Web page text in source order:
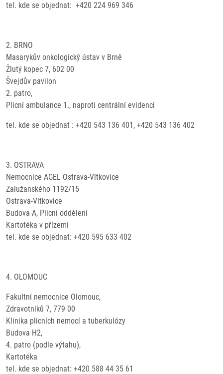
tel. kde se objednat: +420 224 969 346
2. BRNO
Masarykův onkologický ústav v Brně
Žlutý kopec 7, 602 00
Švejdův pavilon
2. patro,
Plicní ambulance 1., naproti centrální evidenci
tel. kde se objednat : +420 543 136 401, +420 543 136 402
3. OSTRAVA
Nemocnice AGEL Ostrava-Vítkovice
Zalužanského 1192/15
Ostrava-Vítkovice
Budova A, Plicní oddělení
Kartotéka v přízemí
tel. kde se objednat: +420 595 633 402
4. OLOMOUC
Fakultní nemocnice Olomouc,
Zdravotníků 7, 779 00
Klinika plicních nemocí a tuberkulózy
Budova H2,
4. patro (podle výtahu),
Kartotéka
tel. kde se objednat: +420 588 44 35 61